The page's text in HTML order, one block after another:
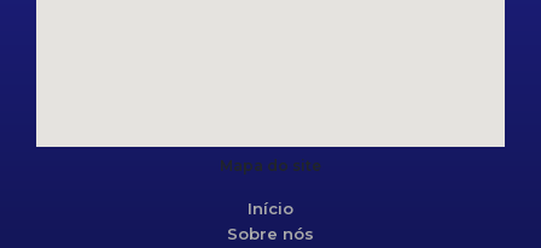
Mapa do site
Início
Sobre nós